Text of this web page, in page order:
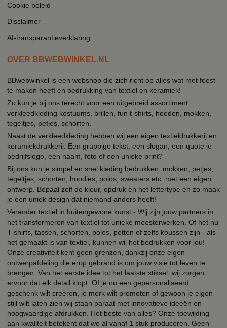
Cookie beleid
Disclaimer
AI-transparantieverklaring
OVER BBWEBWINKEL.NL
BBwebwinkel is een webshop die zich richt op alles wat met feest
te maken heeft en bedrukking van textiel en keramiek!
Zo kun je bij ons terecht voor een uitgebreid assortiment
verkleedkleding kostuums, brillen, fun t-shirts, hoeden, mokken,
tegeltjes, petjes, schorten.
Naast de verkleedkleding hebben wij een eigen textieldrukkerij en
keramiekdrukkerij. Een grappige tekst, een slogan, een quote je
bedrijfslogo, een naam, foto of een unieke print?
Bij ons kun je simpel en snel kleding bedrukken, mokken, petjes,
tegeltjes, schorten, hoodies, polos, sweaters etc. met een eigen
ontwerp. Bepaal zelf de kleur, opdruk en het lettertype en zo maak
je een uniek design dat niemand anders heeft!
Verander textiel in buitengewone kunst - Wij zijn jouw partners in
het transformeren van textiel tot unieke meesterwerken. Of het nu
T-shirts, tassen, schorten, polos, petten of zelfs koussen zijn - als
het gemaakt is van textiel, kunnen wij het bedrukken voor jou!
Onze creativiteit kent geen grenzen, dankzij onze eigen
ontwerpafdeling die erop gebrand is om jouw visie tot leven te
brengen. Van het eerste idee tot het laatste stiksel, wij zorgen
ervoor dat elk detail klopt. Of je nu een gepersonaliseerd
geschenk wilt creëren, je merk wilt promoten of gewoon je eigen
stijl wilt laten zien wij staan paraat met innovatieve ideeën en
hoogwaardige afdrukken. Het beste van alles? Onze toewijding
aan kwaliteit betekent dat we al vanaf 1 stuk produceren. Geen